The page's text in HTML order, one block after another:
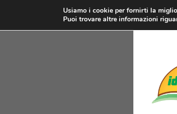
Usiamo i cookie per fornirti la
Puoi trovare altre informazioni